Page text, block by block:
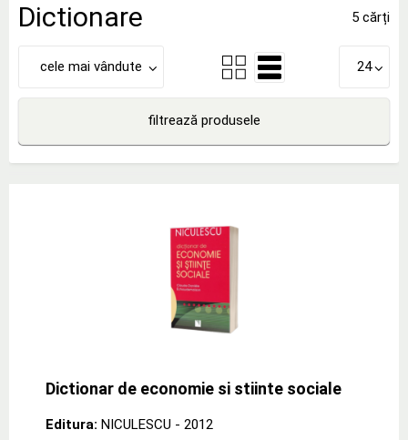
Dictionare 5 cărți
cele mai vândute 24
filtrează produsele
Dictionar de economie si stiinte sociale
Editura: NICULESCU - 2012